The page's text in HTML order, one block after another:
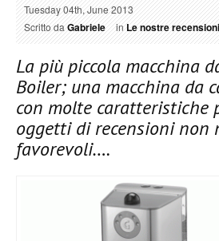
Tuesday 04th, June 2013
Scritto daGabriele inLe nostre recensioni
La più piccola macchina
Boiler; una macchina da
con molte caratteristiche
oggetti di recensioni non
favorevoli….